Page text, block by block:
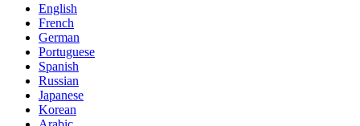
English
French
German
Portuguese
Spanish
Russian
Japanese
Korean